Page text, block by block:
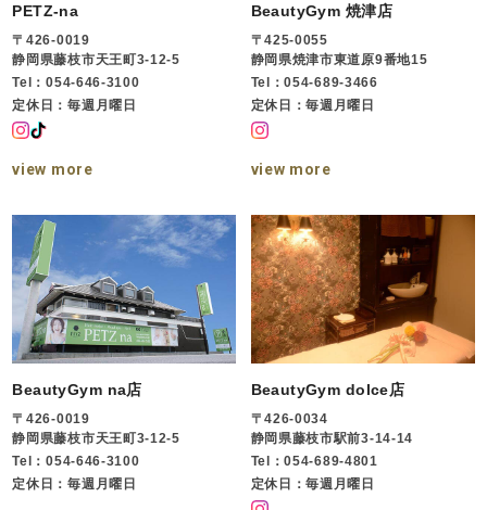
PETZ-na
〒426-0019
静岡県藤枝市天王町3-12-5
Tel：054-646-3100
定休日：毎週月曜日
view more
BeautyGym 焼津店
〒425-0055
静岡県焼津市東道原9番地15
Tel：054-689-3466
定休日：毎週月曜日
view more
BeautyGym na店
〒426-0019
静岡県藤枝市天王町3-12-5
Tel：054-646-3100
定休日：毎週月曜日
BeautyGym dolce店
〒426-0034
静岡県藤枝市駅前3-14-14
Tel：054-689-4801
定休日：毎週月曜日